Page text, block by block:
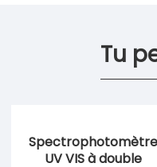
Tu
Spectrophotomètre
UV VIS à double